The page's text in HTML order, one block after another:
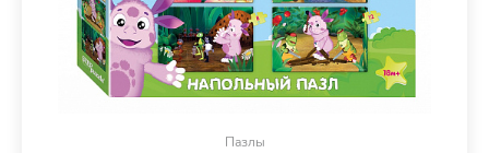
Пазлы